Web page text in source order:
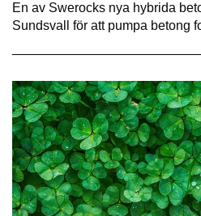
En av Swerocks nya hybrida
Sundsvall för att pumpa betong